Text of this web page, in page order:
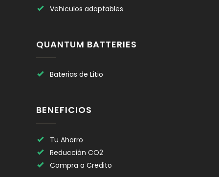
Vehiculos adaptables
QUANTUM BATTERIES
Baterias de Litio
BENEFICIOS
Tu Ahorro
Reducción CO2
Compra a Credito